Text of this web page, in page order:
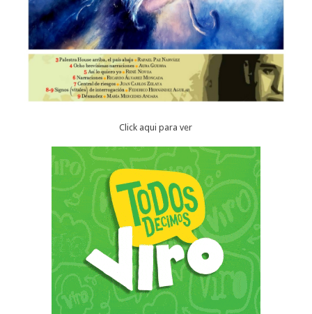
Click aqui para ver